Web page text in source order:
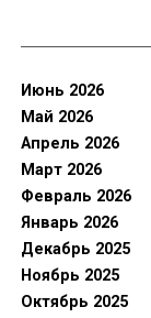
Июнь 2026
Май 2026
Апрель 2026
Март 2026
Февраль 2026
Январь 2026
Декабрь 2025
Ноябрь 2025
Октябрь 2025